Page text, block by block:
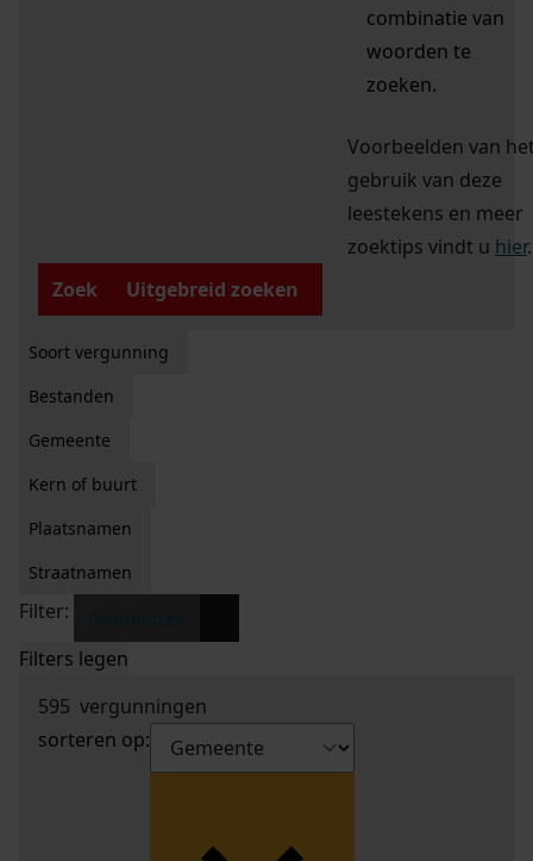
combinatie van
woorden te
zoeken.
Voorbeelden van
gebruik van deze
leestekens en meer
zoektips vindt u hier.
Zoek
Uitgebreid zoeken
Soort vergunning
Bestanden
Gemeente
Kern of buurt
Plaatsnamen
Straatnamen
Filter:
Filters legen
595 vergunningen
sorteren op: